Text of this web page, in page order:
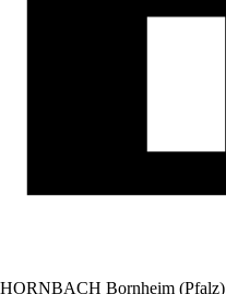
HORNBACH Bornheim (Pfalz)